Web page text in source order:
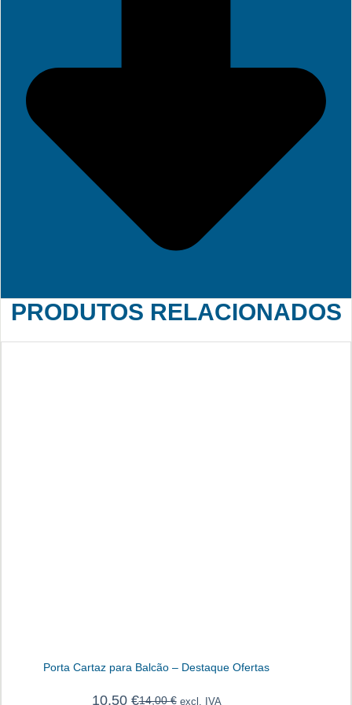
PRODUTOS RELACIONADOS
Porta Cartaz para Balcão – Destaque Ofertas
14,00€
10,50 € excl. IVA